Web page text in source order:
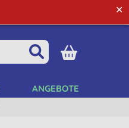
✕
ANGEBOTE